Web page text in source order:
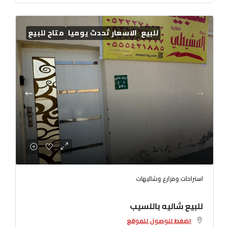
للبيع الاسعار تُحدث يوميا متاح للبيع
استراحات ومزارع وشاليهات
للبيع شاليه باللسيب
اضغط للوصول للموقع